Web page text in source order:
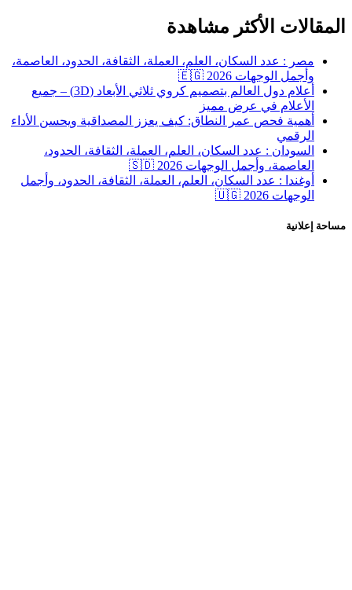
الأكثر مشاهدة
مصر : عدد السكان، العلم، العملة، الثقافة، الحدود، العاصمة،
وأجمل الوجهات 2026 🇪🇬
أعلام دول العالم بتصميم كروي ثلاثي الأبعاد (3D) – جميع
الأعلام في عرض مميز
أهمية فحص عمر النطاق: كيف يعزز المصداقية ويحسن الأداء
الرقمي
السودان : عدد السكان، العلم، العملة، الثقافة، الحدود،
العاصمة، وأجمل الوجهات 2026 🇸🇩
أوغندا : عدد السكان، العلم، العملة، الثقافة، الحدود، وأجمل
الوجهات 2026 🇺🇬
إعلانية